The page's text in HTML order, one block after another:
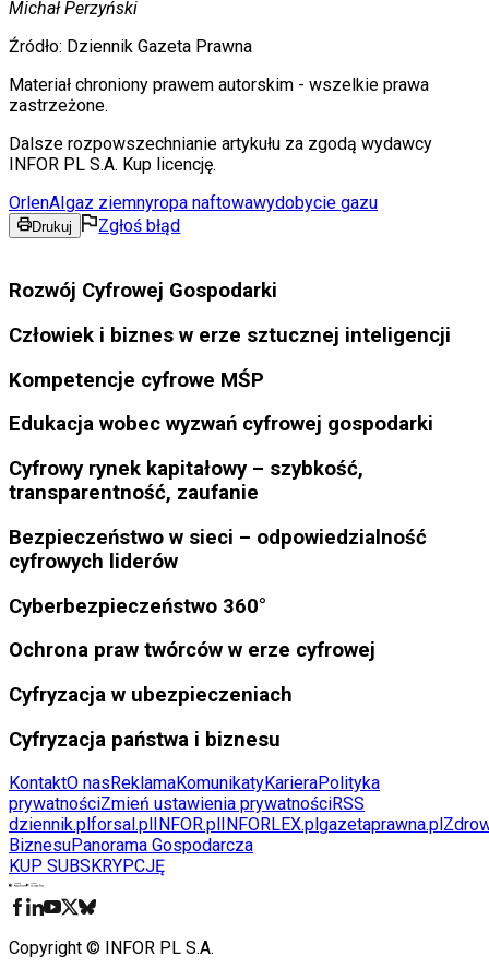
Michał Perzyński
Źródło: Dziennik Gazeta Prawna
Materiał chroniony prawem autorskim - wszelkie prawa
zastrzeżone.
Dalsze rozpowszechnianie artykułu za zgodą wydawcy
INFOR PL S.A. Kup licencję.
OrlenAI gaz ziemnyropa naftowawydobycie gazu
Drukuj Zgłoś błąd
Rozwój Cyfrowej Gospodarki
Człowiek i biznes w erze sztucznej inteligencji
Kompetencje cyfrowe MŚP
Edukacja wobec wyzwań cyfrowej gospodarki
Cyfrowy rynek kapitałowy – szybkość,
transparentność, zaufanie
Bezpieczeństwo w sieci – odpowiedzialność
cyfrowych liderów
Cyberbezpieczeństwo 360°
Ochrona praw twórców w erze cyfrowej
Cyfryzacja w ubezpieczeniach
Cyfryzacja państwa i biznesu
KontaktO nasReklamaKomunikatyKarieraPolityka
prywatnościZmień ustawienia prywatnościRSS
dziennik.plforsal.plINFOR.plINFORLEX.plgazetaprawna.pl
BiznesuPanorama Gospodarcza
KUP SUBSKRYPCJĘ
Copyright © INFOR PL S.A.